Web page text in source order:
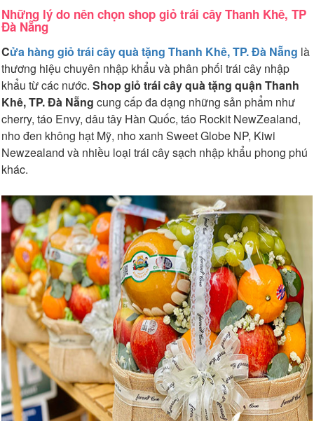
Những lý do nên chọn shop giỏ trái cây Thanh Khê, TP
Đà Nẵng
Cửa hàng giỏ trái cây quà tặng Thanh Khê, TP. Đà Nẵng là
thương hiệu chuyên nhập khẩu và phân phối trái cây nhập
khẩu từ các nước. Shop giỏ trái cây quà tặng quận Thanh
Khê, TP. Đà Nẵng cung cấp đa dạng những sản phẩm như
cherry, táo Envy, dâu tây Hàn Quốc, táo Rockit NewZealand,
nho đen không hạt Mỹ, nho xanh Sweet Globe NP, Kiwi
Newzealand và nhiều loại trái cây sạch nhập khẩu phong phú
khác.